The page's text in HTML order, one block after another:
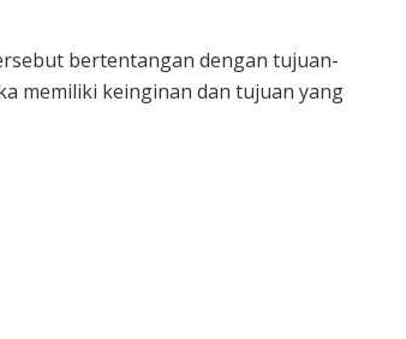
bertentangan dengan tujuan-
memiliki keinginan dan tujuan yang